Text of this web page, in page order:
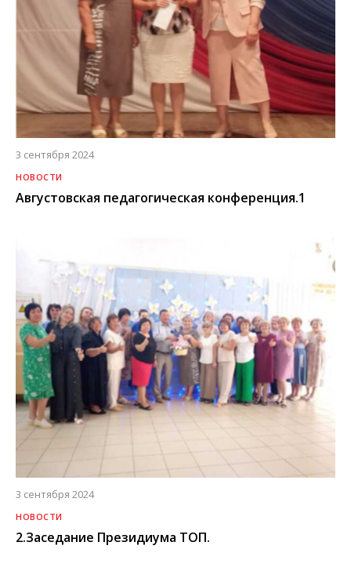
3 сентября 2024
НОВОСТИ
Августовская педагогическая конференция.1
3 сентября 2024
НОВОСТИ
2.Заседание Президиума ТОП.